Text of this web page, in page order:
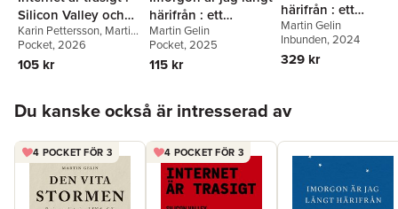
Silicon Valley och
demokratins kris
Karin Pettersson, Martin
Gelin
Pocket, 2026
105 kr
härifrån : ett
avskedsbrev till USA
Martin Gelin
Pocket, 2025
115 kr
härifrån : ett
avskedsbrev till
Martin Gelin
Inbunden, 2024
329 kr
Du kanske också är intresserad av
4 POCKET FÖR 3 4 POCKET FÖR 3